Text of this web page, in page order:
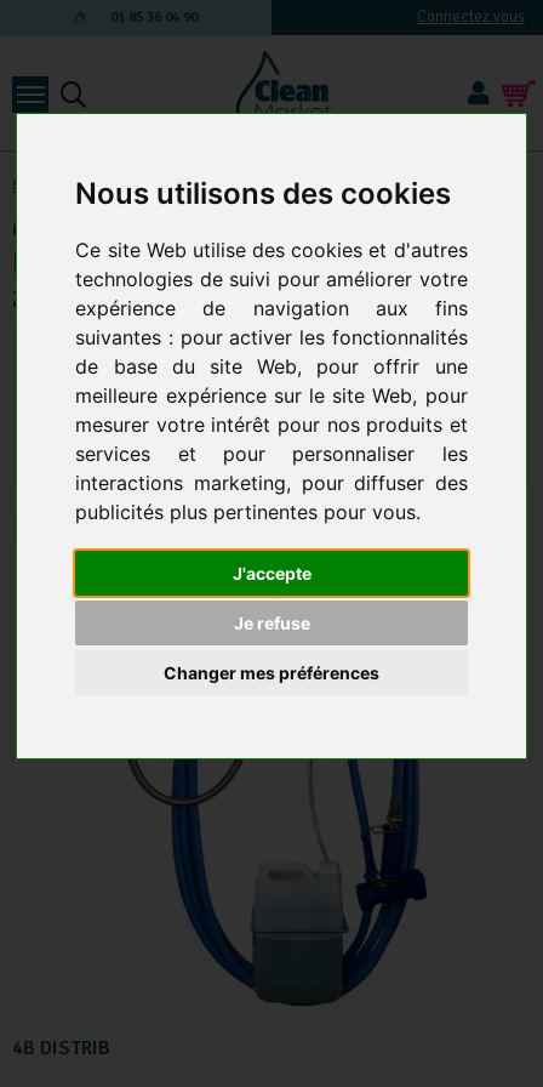
Nous utilisons des cookies
Ce site Web utilise des cookies et d'autres
technologies de suivi pour améliorer votre
expérience de navigation aux fins
suivantes : pour activer les fonctionnalités
de base du site Web, pour offrir une
meilleure expérience sur le site Web, pour
mesurer votre intérêt pour nos produits et
services et pour personnaliser les
interactions marketing, pour diffuser des
publicités plus pertinentes pour vous.
J'accepte
Je refuse
Changer mes préférences
01 85 36 04 90 Connectez vous
Matériel de nettoyage manuel-centrale de nettoyage
4B DISTRIB
Centrale de Nettoyage et de
Désinfection 1 Produit Flexible de 10 à
25 métres
Longueur :
:
235,00 € HT 282,00 € TTC
AJOUTER AU PANIER